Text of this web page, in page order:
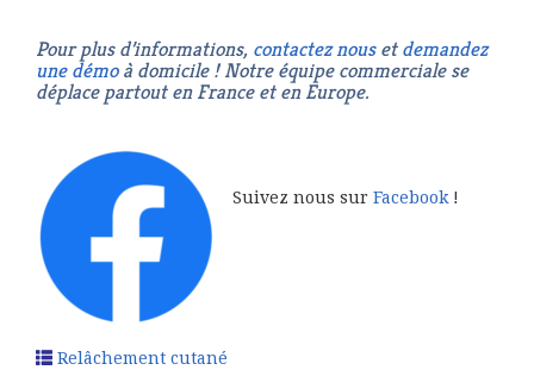
Pour plus d’informations, contactez nousetdemandez
une démoà domicile ! Notre équipe commerciale se
déplace partout en France et en Europe.
Suivez nous sur Facebook !
Relâchement cutané